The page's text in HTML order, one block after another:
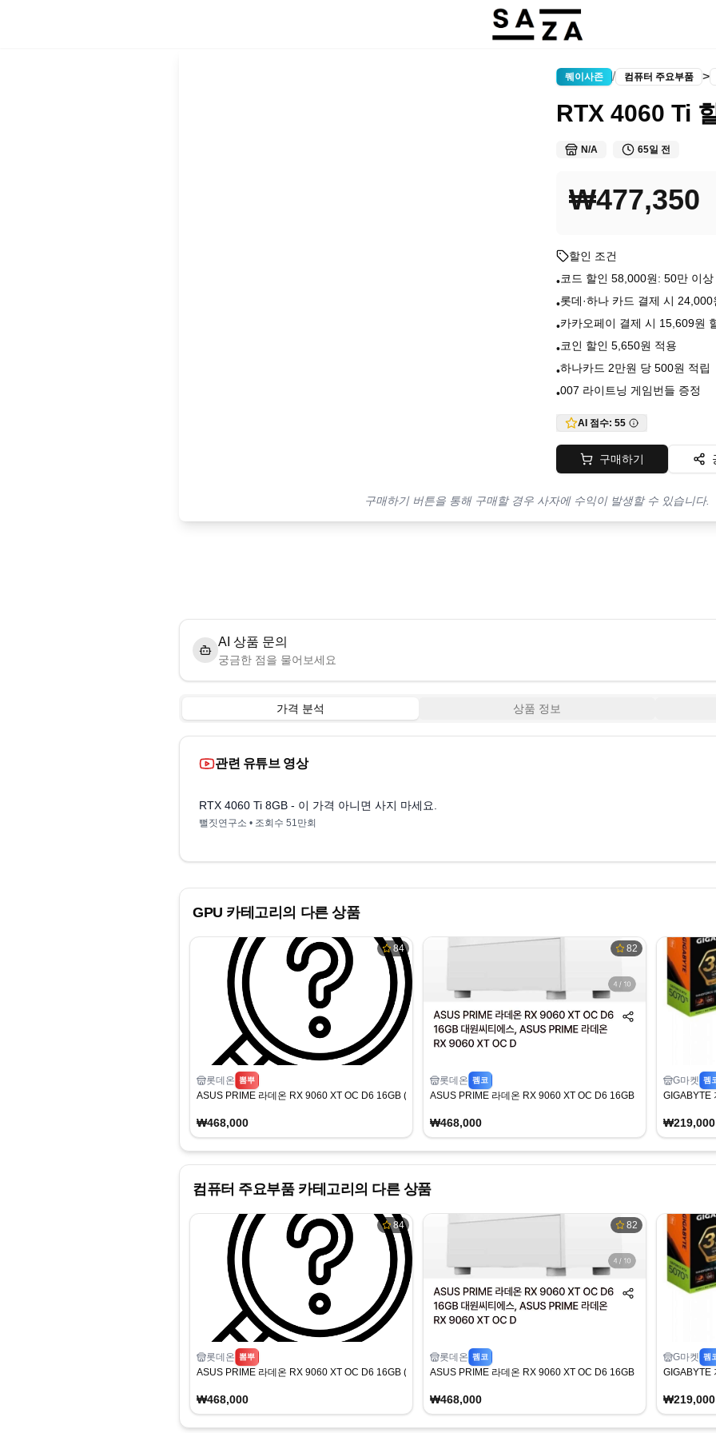
퀘이사존 / 컴퓨터 주요부품 >
RTX 4060 Ti
N/A 65일 전
₩477,350
할인 조건
•코드 할인 58,000원: 50만 이
•롯데·하나 카드 결제 시 24,000
•카카오페이 결제 시 15,609원
•코인 할인 5,650원 적용
•하나카드 2만원 당 500원 적립
•007 라이트닝 게임번들 증정
AI 점수: 55
구매하기
구매하기 버튼을 통해 구매할 경우 사자에 수익이 발생할 수 있습니다.
AI 상품 문의
궁금한 점을 물어보세요
가격 분석 상품 정보
관련 유튜브 영상
RTX 4060 Ti 8GB - 이 가격 아니면 사지 마세요.
뻘짓연구소 • 조회수 51만회
GPU 카테고리의 다른 상품
84
롯데온 뽐뿌
ASUS PRIME 라데온 RX 9060 XT OC D6 16GB (468,000/무료)
₩468,000
82
롯데온 펨코
ASUS PRIME 라데온 RX 9060 XT OC D6 16GB
₩468,000
G마켓 펨
GIGABYTE
₩219,000
컴퓨터 주요부품카테고리의 다른 상품
84
롯데온 뽐뿌
ASUS PRIME 라데온 RX 9060 XT OC D6 16GB (468,000/무료)
₩468,000
82
롯데온 펨코
ASUS PRIME 라데온 RX 9060 XT OC D6 16GB
₩468,000
G마켓 펨
GIGABYTE
₩219,000